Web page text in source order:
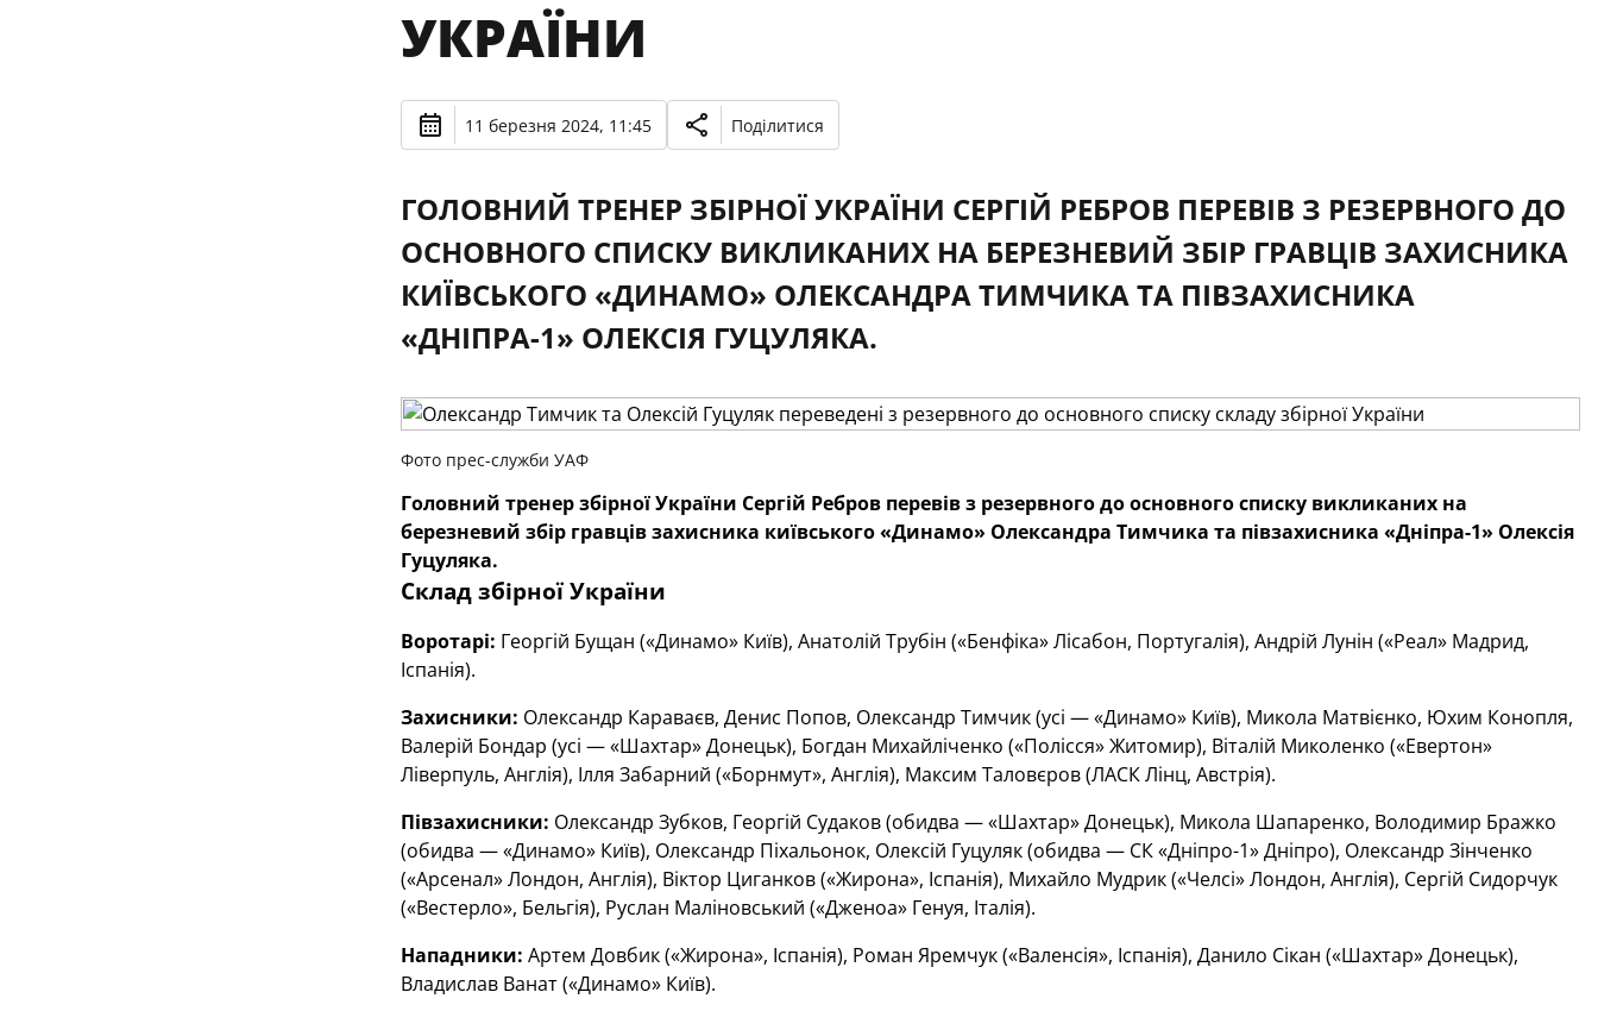
УКРАЇНИ
11 березня 2024, 11:45 Поділитися
ГОЛОВНИЙ ТРЕНЕР ЗБІРНОЇ УКРАЇНИ СЕРГІЙ РЕБРОВ ПЕРЕВІВ З РЕЗЕРВНОГО ДО
ОСНОВНОГО СПИСКУ ВИКЛИКАНИХ НА БЕРЕЗНЕВИЙ ЗБІР ГРАВЦІВ ЗАХИСНИКА
КИЇВСЬКОГО «ДИНАМО» ОЛЕКСАНДРА ТИМЧИКА ТА ПІВЗАХИСНИКА
«ДНІПРА-1» ОЛЕКСІЯ ГУЦУЛЯКА.
Фото прес-служби УАФ
Головний тренер збірної України Сергій Ребров перевів з резервного до основного списку викликаних на
березневий збір гравців захисника київського «Динамо» Олександра Тимчика та півзахисника «Дніпра-1» Олексія
Гуцуляка.
Склад збірної України
Воротарі: Георгій Бущан («Динамо» Київ), Анатолій Трубін («Бенфіка» Лісабон, Португалія), Андрій Лунін («Реал» Мадрид,
Іспанія).
Захисники: Олександр Караваєв, Денис Попов, Олександр Тимчик (усі — «Динамо» Київ), Микола Матвієнко, Юхим Конопля,
Валерій Бондар (усі — «Шахтар» Донецьк), Богдан Михайліченко («Полісся» Житомир), Віталій Миколенко («Евертон»
Ліверпуль, Англія), Ілля Забарний («Борнмут», Англія), Максим Таловєров (ЛАСК Лінц, Австрія).
Півзахисники: Олександр Зубков, Георгій Судаков (обидва — «Шахтар» Донецьк), Микола Шапаренко, Володимир Бражко
(обидва — «Динамо» Київ), Олександр Піхальонок, Олексій Гуцуляк (обидва — СК «Дніпро-1» Дніпро), Олександр Зінченко
(«Арсенал» Лондон, Англія), Віктор Циганков («Жирона», Іспанія), Михайло Мудрик («Челсі» Лондон, Англія), Сергій Сидорчук
(«Вестерло», Бельгія), Руслан Маліновський («Дженоа» Генуя, Італія).
Нападники: Артем Довбик («Жирона», Іспанія), Роман Яремчук («Валенсія», Іспанія), Данило Сікан («Шахтар» Донецьк),
Владислав Ванат («Динамо» Київ).